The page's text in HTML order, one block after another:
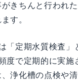
きちんと行われ
す。
「定期水質検査」
度で定期的に実施
、浄化槽の点検や